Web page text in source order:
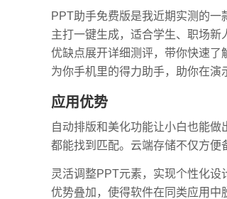
PPT助手免费版是我近期实测的
主打一键生成，适合学生、职场
优缺点展开详细测评，带你快速
为你手机里的得力助手，助你在演
应用优势
自动排版和美化功能让小白也能
都能找到匹配。云端存储不仅方便
灵活调整PPT元素，实现个性化
优势叠加，使得软件在同类应用中